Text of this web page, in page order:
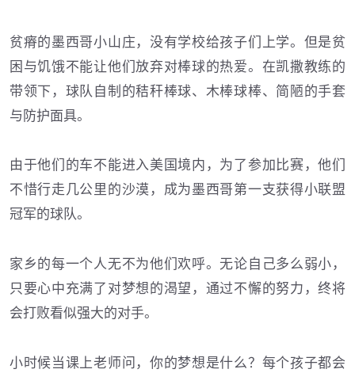
贫瘠的墨西哥小山庄，没有学校给孩子们上学。但是贫
困与饥饿不能让他们放弃对棒球的热爱。在凯撒教练的
带领下，球队自制的秸秆棒球、木棒球棒、简陋的手套
与防护面具。
由于他们的车不能进入美国境内，为了参加比赛，他们
不惜行走几公里的沙漠，成为墨西哥第一支获得小联盟
冠军的球队。
家乡的每一个人无不为他们欢呼。无论自己多么弱小，
只要心中充满了对梦想的渴望，通过不懈的努力，终将
会打败看似强大的对手。
小时候当课上老师问，你的梦想是什么？每个孩子都会